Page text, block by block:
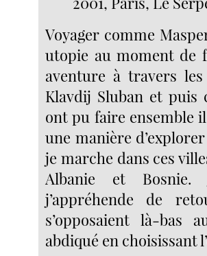
Voyager comme
utopie au moment de
aventure à travers
Klavdij Sluban et puis
ont pu faire ensemble
une manière
je marche dans ces
Albanie et Bosnie.
j’appréhende de
s’opposaient là-bas
abdiqué en choisissant